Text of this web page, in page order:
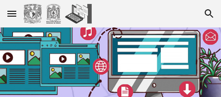
Skip to main content Skip to navigation